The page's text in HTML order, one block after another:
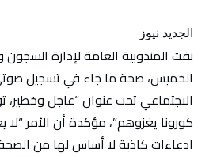
الجديد نيوز
نفت المندوبية العامة لإدارة السجون
الخميس، صحة ما جاء في تسجيل
الاجتماعي تحت عنوان “عاجل وخطير،
كورونا يغزوهم”، مؤكدة أن الأمر
ادعاءات كاذبة لا أساس لها من